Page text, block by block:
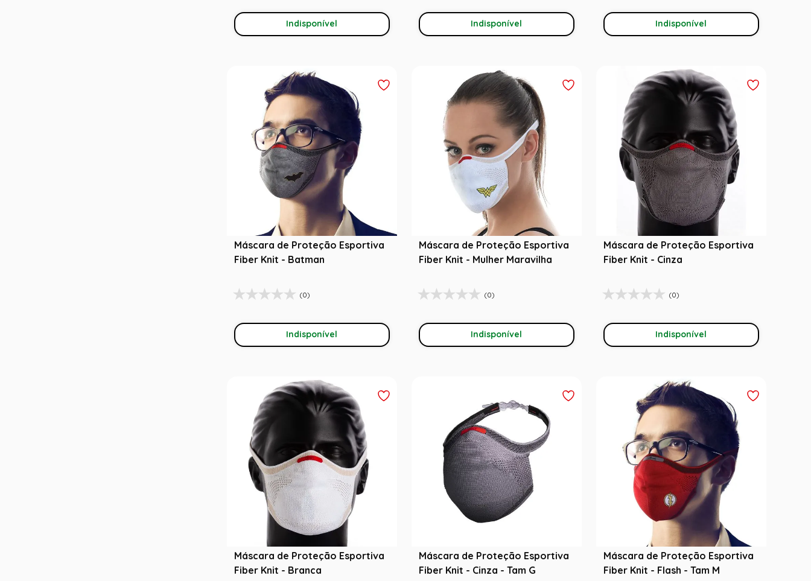
Indisponível Indisponível Indisponível
Máscara de Proteção Esportiva
Fiber Knit - Batman
(0)
Indisponível
Máscara de Proteção Esportiva
Fiber Knit - Mulher Maravilha
(0)
Indisponível
Máscara de Proteção Esportiva
Fiber Knit - Cinza
(0)
Indisponível
Máscara de Proteção Esportiva
Fiber Knit - Branca
Máscara de Proteção Esportiva
Fiber Knit - Cinza - Tam G
Máscara de Proteção Esportiva
Fiber Knit - Flash - Tam M